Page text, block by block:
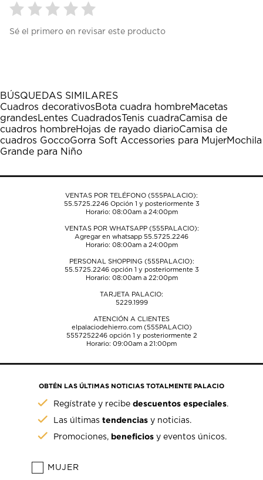
para
1
estrella
Esta
acción
abrirá
el
formulario
envío.
para
estrellas.
Esta
acción
abrirá
el
formulario
envío.
para
estrellas.
Esta
acción
abrirá
el
formulario
envío.
para
estrellas.
Esta
acción
abrirá
el
formulario
envío.
para
estrellas.
Esta
acción
abrirá
el
formulario
envío.
Sé el primero en revisar este producto
BÚSQUEDAS SIMILARES
Cuadros decorativosBota cuadra hombreMacetas
grandes Lentes CuadradosTenis cuadraCamisa de
cuadros hombreHojas de rayado diarioCamisa de
cuadros GoccoGorra Soft Accessories para MujerMochila
Grande para Niño
VENTAS POR TELÉFONO (555PALACIO):
55.5725.2246Opción 1 y posteriormente 3
Horario: 08:00am a 24:00pm
VENTAS POR WHATSAPP (555PALACIO):
Agregar en whatsapp 55.5725.2246
Horario: 08:00am a 24:00pm
PERSONAL SHOPPING (555PALACIO):
55.5725.2246opción 1 y posteriormente 3
Horario: 08:00am a 22:00pm
TARJETA PALACIO:
5229.1999
ATENCIÓN A CLIENTES
elpalaciodehierro.com (555PALACIO)
5557252246opción 1 y posteriormente 2
Horario: 09:00am a 21:00pm
OBTÉN LAS ÚLTIMAS NOTICIAS TOTALMENTE PALACIO
Regístrate y recibedescuentos especiales.
Las últimastendencias y noticias.
Promociones, beneficios y eventos únicos.
MUJER